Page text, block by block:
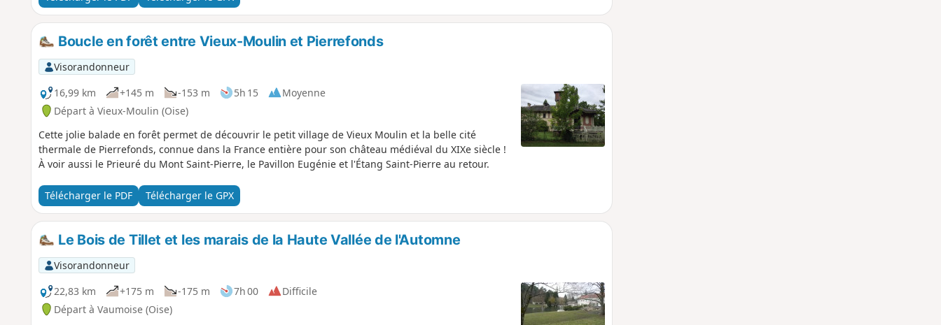
Boucle en forêt entre Vieux-Moulin et Pierrefonds
Visorandonneur
16,99 km
+145 m -153 m 5h 15
Moyenne
Départ à Vieux-Moulin (Oise)
Cette jolie balade en forêt permet de découvrir le petit village de Vieux Moulin et la belle cité
thermale de Pierrefonds, connue dans la France entière pour son château médiéval du XIXe siècle !
À voir aussi le Prieuré du Mont Saint-Pierre, le Pavillon Eugénie et l'Étang Saint-Pierre au retour.
Télécharger le PDF Télécharger le GPX
Le Bois de Tillet et les marais de la Haute Vallée de l'Automne
Visorandonneur
22,83 km
+175 m -175 m 7h 00
Difficile
Départ à Vaumoise (Oise)